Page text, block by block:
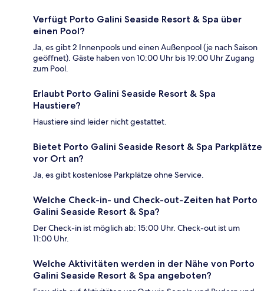
Verfügt Porto Galini Seaside Resort & Spa über
einen Pool?
Ja, es gibt 2 Innenpools und einen Außenpool (je nach Saison
geöffnet). Gäste haben von 10:00 Uhr bis 19:00 Uhr Zugang
zum Pool.
Erlaubt Porto Galini Seaside Resort & Spa
Haustiere?
Haustiere sind leider nicht gestattet.
Bietet Porto Galini Seaside Resort & Spa Parkplätze
vor Ort an?
Ja, es gibt kostenlose Parkplätze ohne Service.
Welche Check-in- und Check-out-Zeiten hat Porto
Galini Seaside Resort & Spa?
Der Check-in ist möglich ab: 15:00 Uhr. Check-out ist um
11:00 Uhr.
Welche Aktivitäten werden in der Nähe von Porto
Galini Seaside Resort & Spa angeboten?